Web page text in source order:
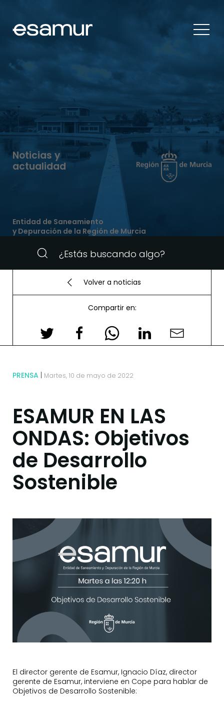
Noticias y
actualidad
Entidad de Saneamiento
y Depuración de la Región de Murcia
Volver a noticias
Compartir en:
PRENSA Martes, 10 de mayo de 2022
ESAMUR EN LAS
ONDAS: Objetivos
de Desarrollo
Sostenible
El director gerente de Esamur, Ignacio Díaz, director
gerente de Esamur, interviene en Cope para hablar de
Objetivos de Desarrollo Sostenible: